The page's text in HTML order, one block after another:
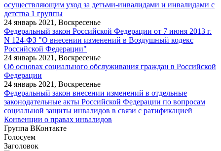
осуществляющим уход за детьми-инвалидами и инвалидами с
детства 1 группы
24 январь 2021, Воскресенье
Федеральный закон Российской Федерации от 7 июня 2013 г.
N 124-ФЗ "О внесении изменений в Воздушный кодекс
Российской Федерации"
24 январь 2021, Воскресенье
Об основах социального обслуживания граждан в Российской
Федерации
24 январь 2021, Воскресенье
Федеральный закон внесении изменений в отдельные
законодательные акты Российской Федерации по вопросам
социальной защиты инвалидов в связи с ратификацией
Конвенции о правах инвалидов
Группа ВКонтакте
Голосуем
Заголовок